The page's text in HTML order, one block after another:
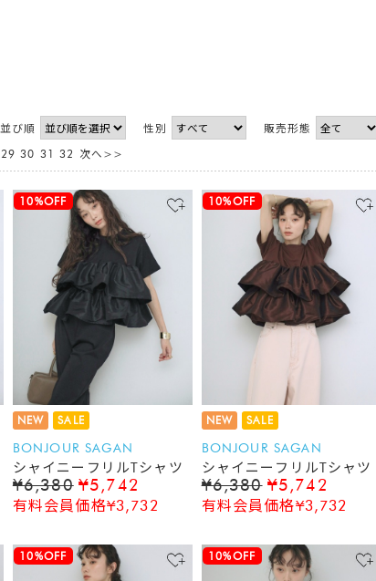
並び順 性別 販売形態
29 30 31 32 次へ>>
10%OFF
NEW SALE
BONJOUR SAGAN
シャイニーフリルTシャツ
¥6,380 ¥5,742
有料会員価格¥3,732
10%OFF
NEW SALE
BONJOUR SAGAN
シャイニーフリルTシャツ
¥6,380 ¥5,742
有料会員価格¥3,732
10%OFF 10%OFF